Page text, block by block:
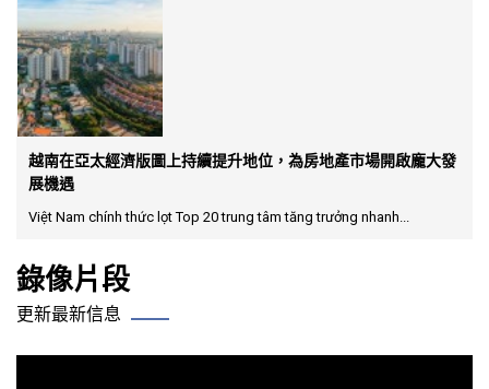
越南在亞太經濟版圖上持續提升地位，為房地產市場開啟龐大發
展機遇
Việt Nam chính thức lọt Top 20 trung tâm tăng trưởng nhanh...
錄像片段
更新最新信息